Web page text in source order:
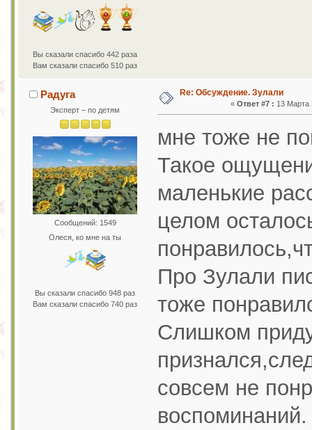
Вы сказали спасибо 442 раза
Вам сказали спасибо 510 раз
Радуга
Эксперт – по детям
Сообщений: 1549
Олеся, ко мне на ты
Вы сказали спасибо 948 раз
Вам сказали спасибо 740 раз
Re: Обсуждение. Зулали
« Ответ #7 : 13 Марта
мне тоже не
Такое
маленькие
целом
Про Зулали
тоже
Слишком
совсем не